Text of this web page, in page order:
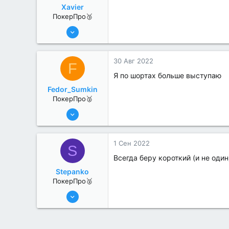
Xavier
ПокерПро🥉
17 Авг 2022
2
F
Fedor_Sumkin
ПокерПро🥈
6 Июн 2022
0
30 Авг 2022
Я по шортах больше выступаю
S
Stepanko
ПокерПро🥈
13 Июн 2022
1 Сен 2022
Всегда беру короткий (и не